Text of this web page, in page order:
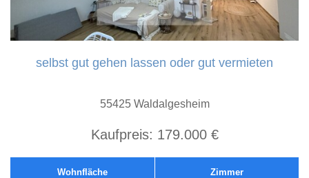
selbst gut gehen lassen oder gut vermieten
55425 Waldalgesheim
Kaufpreis: 179.000 €
Wohnfläche Zimmer